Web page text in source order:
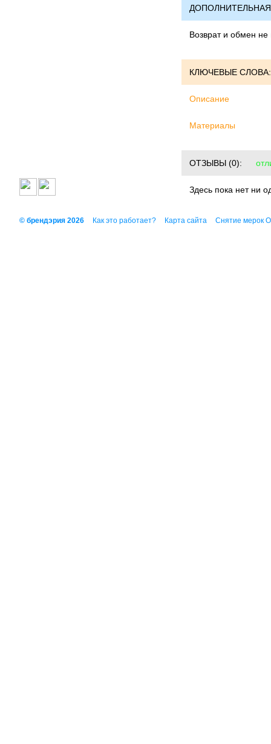
Возврат и обмен не
КЛЮЧЕВЫЕ СЛОВА:
Описание
Материалы
ОТЗЫВЫ (0):
Здесь пока нет ни
© брендэрия 2026 Как это работает? Карта сайта Снятие мерок